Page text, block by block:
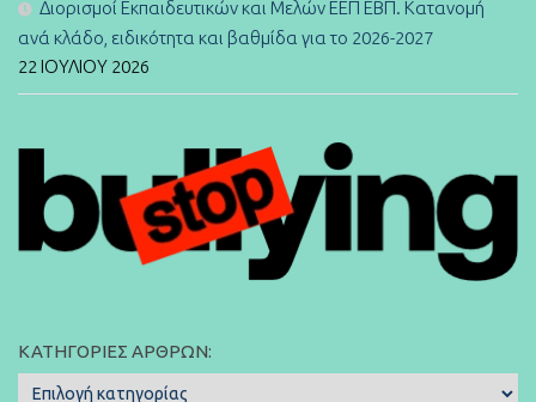
Διορισμοί Εκπαιδευτικών και Μελών ΕΕΠ ΕΒΠ. Κατανομή
ανά κλάδο, ειδικότητα και βαθμίδα για το 2026-2027
22 ΙΟΥΛΊΟΥ 2026
ΚΑΤΗΓΟΡΊΕΣ ΆΡΘΡΩΝ:
Κατηγορίες